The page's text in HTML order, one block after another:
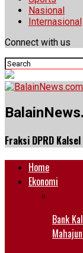
Nasional
Internasional
Connect with us
Fraksi DPRD
Home
Ekonomi
Bank